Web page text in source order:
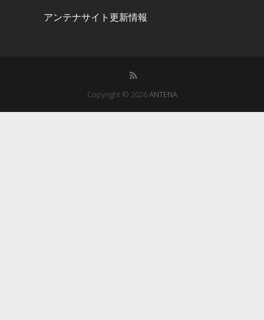
アンテナサイト更新情報
Copyright © 2026ANTENA